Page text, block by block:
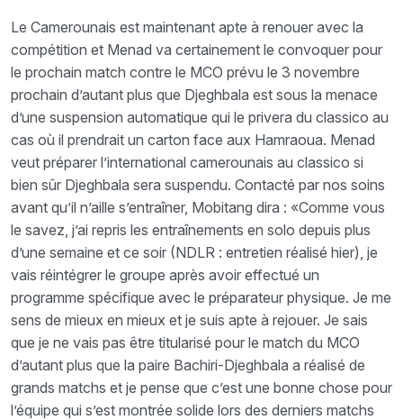
Le Camerounais est maintenant apte à renouer avec la
compétition et Menad va certainement le convoquer pour
le prochain match contre le MCO prévu le 3 novembre
prochain d’autant plus que Djeghbala est sous la menace
d’une suspension automatique qui le privera du classico au
cas où il prendrait un carton face aux Hamraoua. Menad
veut préparer l’international camerounais au classico si
bien sûr Djeghbala sera suspendu. Contacté par nos soins
avant qu’il n’aille s’entraîner, Mobitang dira : «Comme vous
le savez, j’ai repris les entraînements en solo depuis plus
d’une semaine et ce soir (NDLR : entretien réalisé hier), je
vais réintégrer le groupe après avoir effectué un
programme spécifique avec le préparateur physique. Je me
sens de mieux en mieux et je suis apte à rejouer. Je sais
que je ne vais pas être titularisé pour le match du MCO
d’autant plus que la paire Bachiri-Djeghbala a réalisé de
grands matchs et je pense que c’est une bonne chose pour
l’équipe qui s’est montrée solide lors des derniers matchs